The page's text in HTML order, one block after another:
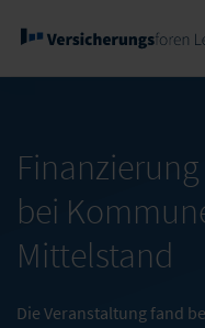
bei
Mittelstand
Die Veranstaltung fand